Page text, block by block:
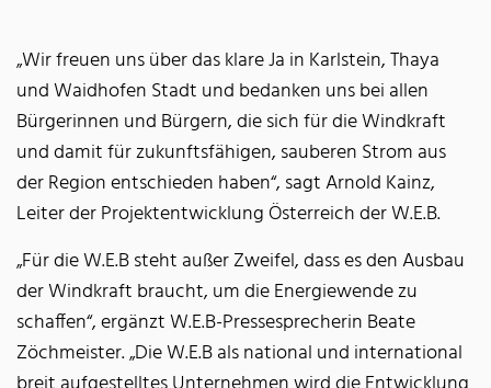
„Wir freuen uns über das klare Ja in Karlstein, Thaya
und Waidhofen Stadt und bedanken uns bei allen
Bürgerinnen und Bürgern, die sich für die Windkraft
und damit für zukunftsfähigen, sauberen Strom aus
der Region entschieden haben“, sagt Arnold Kainz,
Leiter der Projektentwicklung Österreich der W.E.B.
„Für die W.E.B steht außer Zweifel, dass es den Ausbau
der Windkraft braucht, um die Energiewende zu
schaffen“, ergänzt W.E.B-Pressesprecherin Beate
Zöchmeister. „Die W.E.B als national und international